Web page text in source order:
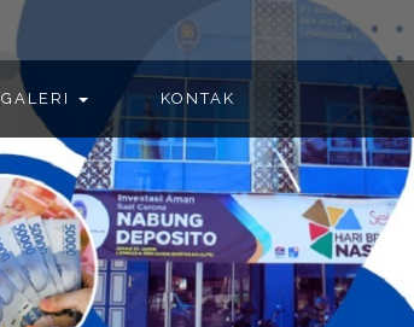
GALERI KONTAK